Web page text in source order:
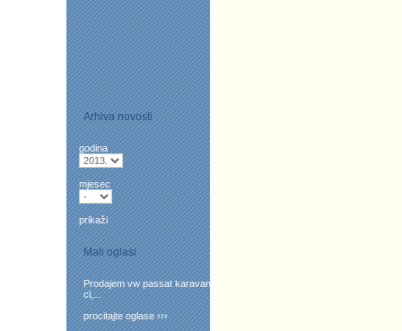
Arhiva novosti
godina
mjesec
prikaži
Mali oglasi
Prodajem vw passat karavan
cl,...
procitajte oglase ›››